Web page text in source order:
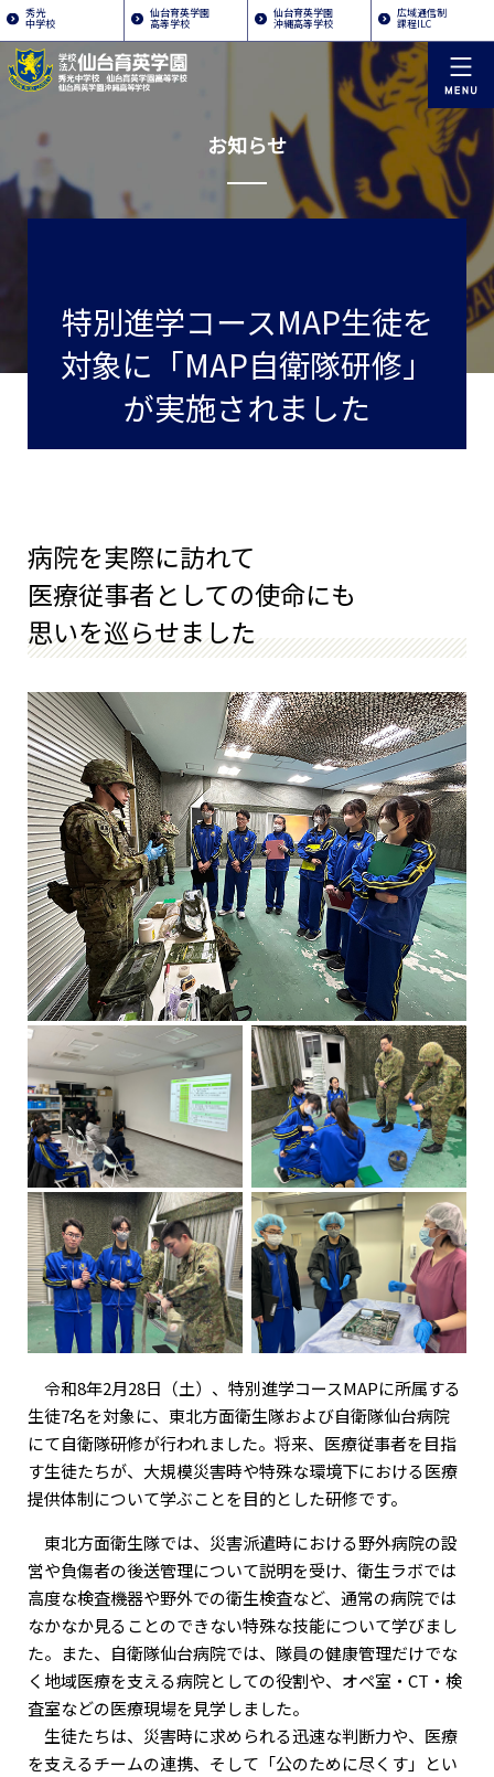
秀光
中学校
仙台育英学園
高等学校
仙台育英学園
沖縄高等学校
広域通信制
課程ILC
お知らせ
特別進学コースMAP生徒を
対象に「MAP自衛隊研修」
が実施されました
病院を実際に訪れて
医療従事者としての使命にも
思いを巡らせました
令和8年2月28日（土）、特別進学コースMAPに所属する
生徒7名を対象に、東北方面衛生隊および自衛隊仙台病院
にて自衛隊研修が行われました。将来、医療従事者を目指
す生徒たちが、大規模災害時や特殊な環境下における医療
提供体制について学ぶことを目的とした研修です。
東北方面衛生隊では、災害派遣時における野外病院の設
営や負傷者の後送管理について説明を受け、衛生ラボでは
高度な検査機器や野外での衛生検査など、通常の病院では
なかなか見ることのできない特殊な技能について学びまし
た。また、自衛隊仙台病院では、隊員の健康管理だけでな
く地域医療を支える病院としての役割や、オペ室・CT・検
査室などの医療現場を見学しました。
生徒たちは、災害時に求められる迅速な判断力や、医療
を支えるチームの連携、そして「公のために尽くす」とい